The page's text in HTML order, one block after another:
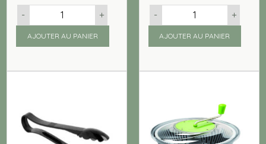
- +
AJOUTER AU PANIER
- +
AJOUTER AU PANIER